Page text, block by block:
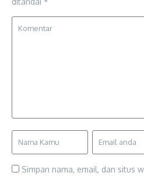
Simpan nama, email, dan situs